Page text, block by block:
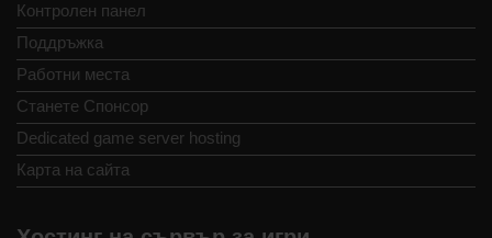
Контролен панел
Поддръжка
Работни места
Станете Спонсор
Dedicated game server hosting
Карта на сайта